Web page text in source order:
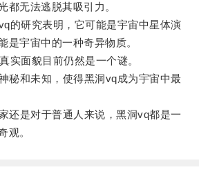
都无法逃脱其吸引力。
研究表明，它可能是宇宙中星体演
是宇宙中的一种奇异物质。
面貌目前仍然是一个谜。
和未知，使得黑洞vq成为宇宙中最
是对于普通人来说，黑洞vq都是一
观。